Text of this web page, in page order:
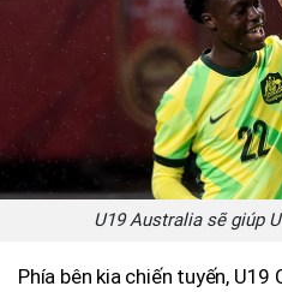
U19 Australia sẽ giúp
Phía bên kia chiến tuyến,